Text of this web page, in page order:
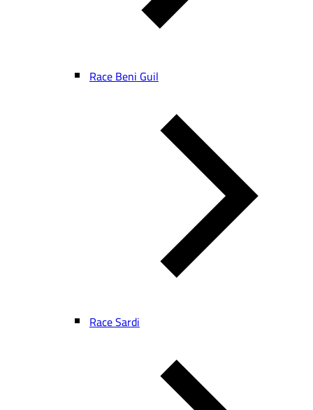
Race Beni Guil
Race Sardi